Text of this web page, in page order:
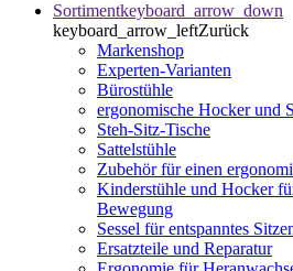
Sortimentkeyboard_arrow_down
keyboard_arrow_leftZurück
Markenshop
Experten-Varianten
Bürostühle
ergonomische Hocker und
Steh-Sitz-Tische
Sattelstühle
Zubehör für einen
Kinderstühle und Hocker
Bewegung
Sessel für entspanntes
Ersatzteile und Reparatur